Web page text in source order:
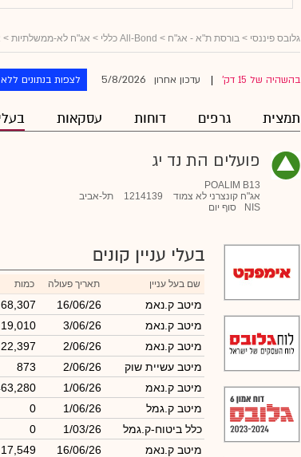
גלובס פיננסי > בורסת ת"א - אג"ח > All-Bond כללי > אג"ח לא-ממשלתיות >
בהשהיה של 15 דק' עדכון אחרון 5/8/2026 לצפות בנתונים
תמצית גרפים דוחות עסקאות
פועלים הת נד יג
POALIM B13
אג"ח קונצרני לא צמוד
1214139
תל-אביב
NIS
סוף יום
בעלי עניין קונים
שם בעל עניין תאריך פעולה כמות
מיטב ק.נאמ 16/06/26
68,307
מיטב ק.נאמ
3/06/26
19,010
מיטב ק.נאמ
2/06/26
22,397
מיטב עשיית שוק
2/06/26
873
מיטב ק.נאמ
1/06/26
מיטב ק.גמל
1/06/26
0
כלל ביטוח-ק.גמל
1/03/26
0
מיטב ק.נאמ
16/06/26
17,549